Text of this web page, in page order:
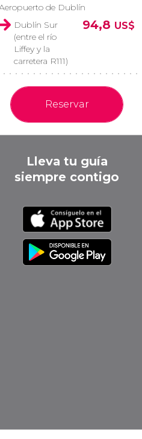
de Dublín
Dublín Sur
(entre el río
Liffey y la
carretera R111)
94,8 US$
Reservar
Lleva tu guía
siempre contigo